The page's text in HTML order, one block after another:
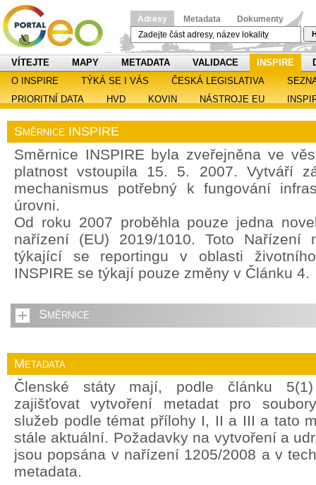
Adresy Metadata Dokumenty
VÍTEJTE MAPY METADATA VALIDACE INSPIRE
O INSPIRE
TÝKÁ SE I VÁS ČESKÁ LEGISLATIVA
PRIORITNÍ DATA
HVD KOVIN NÁSTROJE EU
Směrnice INSPIRE
Směrnice INSPIRE byla zveřejněna ve
platnost vstoupila 15. 5. 2007. Vytváří
mechanismus potřebný k fungování
úrovni.
Od roku 2007 proběhla pouze jedna
nařízení (EU) 2019/1010. Toto Nařízení
týkající se reportingu v oblasti
INSPIRE se týkají pouze změny v Článku 4.
Směrnice
Metadata
Členské státy mají, podle článku 5(1)
zajišťovat vytvoření metadat pro
služeb podle témat přílohy I, II a III a tato
stále aktuální. Požadavky na vytvoření a
jsou popsána v nařízení 1205/2008 a v
metadata.